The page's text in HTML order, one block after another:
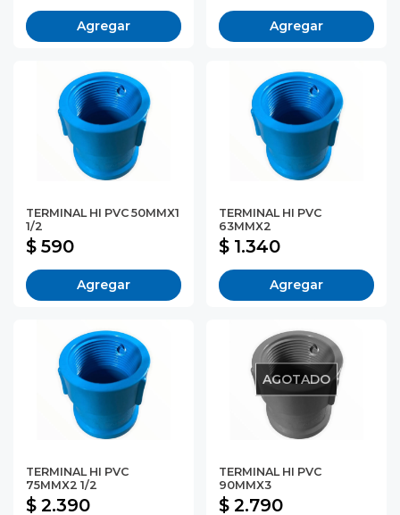
Agregar Agregar
TERMINAL HI PVC 50MMX1
1/2
$ 590
Agregar
TERMINAL HI PVC
63MMX2
$ 1.340
Agregar
TERMINAL HI PVC
75MMX2 1/2
$ 2.390
AGOTADO
TERMINAL HI PVC
90MMX3
$ 2.790